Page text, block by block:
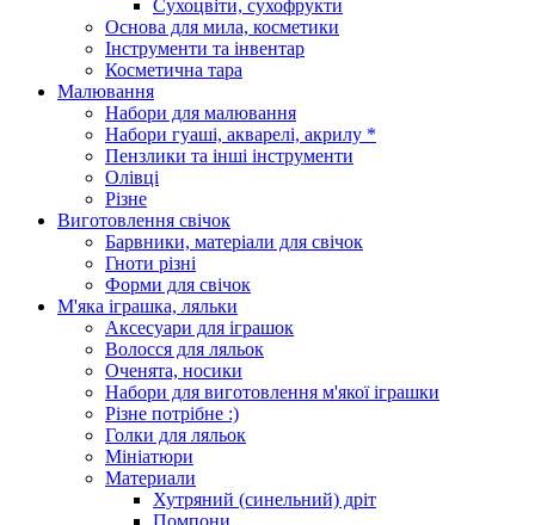
Сухоцвіти, сухофрукти
Основа для мила, косметики
Інструменти та інвентар
Косметична тара
Малювання
Набори для малювання
Набори гуаші, акварелі, акрилу *
Пензлики та інші інструменти
Олівці
Різне
Виготовлення свічок
Барвники, матеріали для свічок
Гноти різні
Форми для свічок
М'яка іграшка, ляльки
Аксесуари для іграшок
Волосся для ляльок
Оченята, носики
Набори для виготовлення м'якої іграшки
Різне потрібне :)
Голки для ляльок
Мініатюри
Материали
Хутряний (синельний) дріт
Помпони